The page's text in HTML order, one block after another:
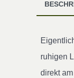
ruhigen
direkt